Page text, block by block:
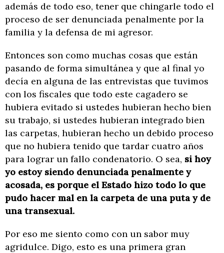
además de todo eso, tener que chingarle todo el
proceso de ser denunciada penalmente por la
familia y la defensa de mi agresor.
Entonces son como muchas cosas que están
pasando de forma simultánea y que al final yo
decía en alguna de las entrevistas que tuvimos
con los fiscales que todo este cagadero se
hubiera evitado si ustedes hubieran hecho bien
su trabajo, si ustedes hubieran integrado bien
las carpetas, hubieran hecho un debido proceso
que no hubiera tenido que tardar cuatro años
para lograr un fallo condenatorio. O sea, si hoy
yo estoy siendo denunciada penalmente y
acosada, es porque el Estado hizo todo lo que
pudo hacer mal en la carpeta de una puta y de
una transexual.
Por eso me siento como con un sabor muy
agridulce. Digo, esto es una primera gran